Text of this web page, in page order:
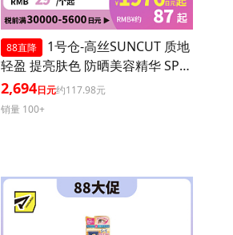
88直降
1号仓-高丝SUNCUT 质地
轻盈 提亮肤色 防晒美容精华 SPF5
0+ PA++++ 玫瑰粉色 80g 3个装 高
效紫外线防护 高保湿配方 提升肌
2,694日元约117.98元
销量 100+